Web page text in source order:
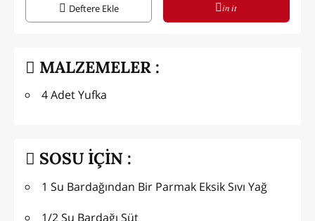
Deftere Ekle in it
MALZEMELER :
4 Adet Yufka
SOSU İÇİN :
1 Su Bardağından Bir Parmak Eksik Sıvı Yağ
1/2 Su Bardağı Süt